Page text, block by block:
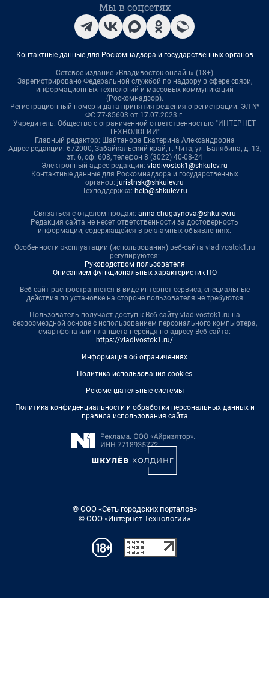
Мы в соцсетях
Контактные данные для Роскомнадзора и государственных органов
Сетевое издание «Владивосток онлайн» (18+)
Зарегистрировано Федеральной службой по надзору в сфере связи,
информационных технологий и массовых коммуникаций
(Роскомнадзор).
Регистрационный номер и дата принятия решения о регистрации: ЭЛ №
ФС 77-85603 от 17.07.2023 г.
Учредитель: Общество с ограниченной ответственностью "ИНТЕРНЕТ
ТЕХНОЛОГИИ"
Главный редактор: Шайтанова Екатерина Александровна
Адрес редакции: 672000, Забайкальский край, г. Чита, ул. Балябина, д. 13,
эт. 6, оф. 608, телефон 8 (3022) 40-08-24
Электронный адрес редакции: vladivostok1@shkulev.ru
Контактные данные для Роскомнадзора и государственных
органов: juristnsk@shkulev.ru
Техподдержка: help@shkulev.ru
Связаться с отделом продаж: anna.chugaynova@shkulev.ru
Редакция сайта не несет ответственности за достоверность
информации, содержащейся в рекламных объявлениях.
Особенности эксплуатации (использования) веб-сайта vladivostok1.ru
регулируются:
Руководством пользователя
Описанием функциональных характеристик ПО
Веб-сайт распространяется в виде интернет-сервиса, специальные
действия по установке на стороне пользователя не требуются
Пользователь получает доступ к Веб-сайту vladivostok1.ru на
безвозмездной основе с использованием персонального компьютера,
смартфона или планшета перейдя по адресу Веб-сайта:
https://vladivostok1.ru/
Информация об ограничениях
Политика использования cookies
Рекомендательные системы
Политика конфиденциальности и обработки персональных данных и
правила использования сайта
© ООО «Сеть городских порталов»
© ООО «Интернет Технологии»